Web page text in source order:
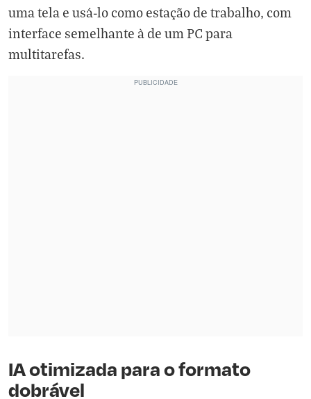
uma tela e usá-lo como estação de trabalho, com
interface semelhante à de um PC para
multitarefas.
IA otimizada para o formato
dobrável